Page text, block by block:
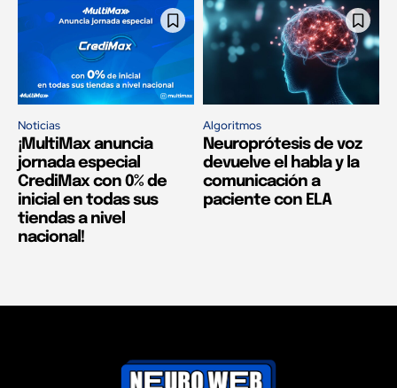
Noticias
¡MultiMax anuncia
jornada especial
CrediMax con 0% de
inicial en todas sus
tiendas a nivel
nacional!
Algoritmos
Neuroprótesis de voz
devuelve el habla y la
comunicación a
paciente con ELA